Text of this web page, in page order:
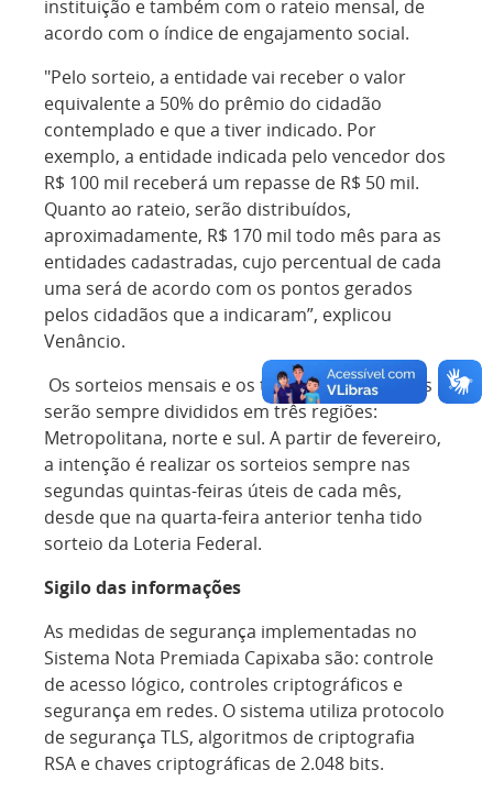
instituição e também com o rateio mensal, de
acordo com o índice de engajamento social.
"Pelo sorteio, a entidade vai receber o valor
equivalente a 50% do prêmio do cidadão
contemplado e que a tiver indicado. Por
exemplo, a entidade indicada pelo vencedor dos
R$ 100 mil receberá um repasse de R$ 50 mil.
Quanto ao rateio, serão distribuídos,
aproximadamente, R$ 170 mil todo mês para as
entidades cadastradas, cujo percentual de cada
uma será de acordo com os pontos gerados
pelos cidadãos que a indicaram”, explicou
Venâncio.
Os sorteios mensais e os três especiais anuais
serão sempre divididos em três regiões:
Metropolitana, norte e sul. A partir de fevereiro,
a intenção é realizar os sorteios sempre nas
segundas quintas-feiras úteis de cada mês,
desde que na quarta-feira anterior tenha tido
sorteio da Loteria Federal.
Sigilo das informações
As medidas de segurança implementadas no
Sistema Nota Premiada Capixaba são: controle
de acesso lógico, controles criptográficos e
segurança em redes. O sistema utiliza protocolo
de segurança TLS, algoritmos de criptografia
RSA e chaves criptográficas de 2.048 bits.